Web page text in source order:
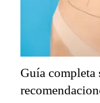
Guía completa